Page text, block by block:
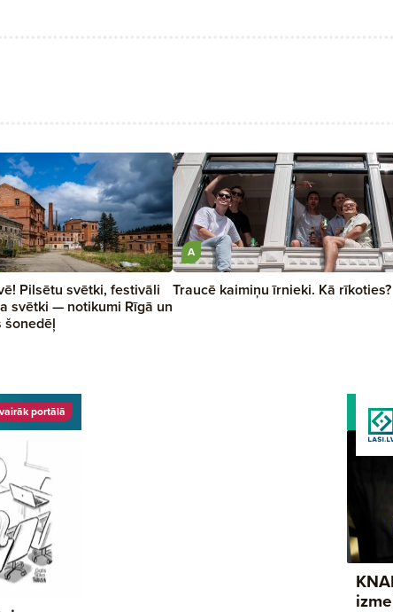
Pilsētu svētki, festivāli
svētki — notikumi Rīgā un
šonedēļ
A
Traucē kaimiņu īrnieki. Kā rīkoties?